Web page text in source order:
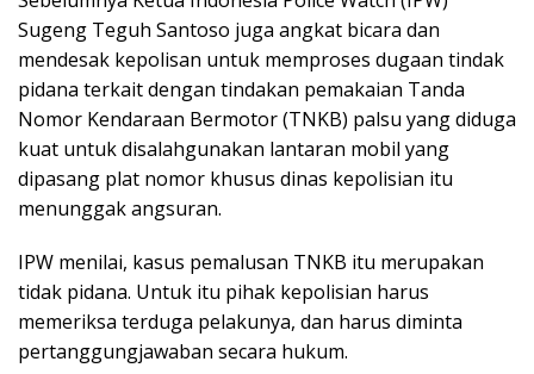
Sugeng Teguh Santoso juga angkat bicara dan
mendesak kepolisan untuk memproses dugaan tindak
pidana terkait dengan tindakan pemakaian Tanda
Nomor Kendaraan Bermotor (TNKB) palsu yang diduga
kuat untuk disalahgunakan lantaran mobil yang
dipasang plat nomor khusus dinas kepolisian itu
menunggak angsuran.
IPW menilai, kasus pemalusan TNKB itu merupakan
tidak pidana. Untuk itu pihak kepolisian harus
memeriksa terduga pelakunya, dan harus diminta
pertanggungjawaban secara hukum.